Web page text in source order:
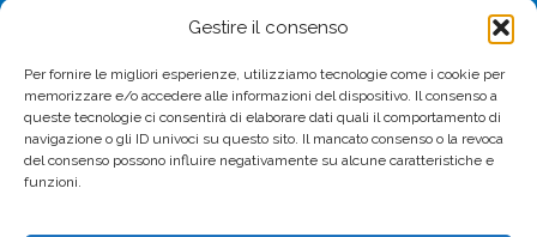
Gestire il consenso
Per fornire le migliori esperienze, utilizziamo tecnologie come i cookie per
memorizzare e/o accedere alle informazioni del dispositivo. Il consenso a
queste tecnologie ci consentirà di elaborare dati quali il comportamento di
navigazione o gli ID univoci su questo sito. Il mancato consenso o la revoca
del consenso possono influire negativamente su alcune caratteristiche e
funzioni.
AREA RISERVATA
FACEBOOK